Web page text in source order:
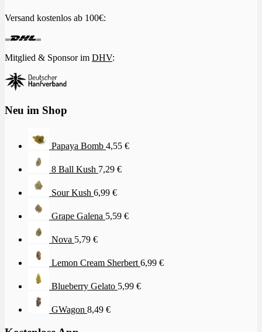
Versand kostenlos ab 100€:
Mitglied & Sponsor im DHV:
Neu im Shop
Papaya Bomb 4,55 €
8 Ball Kush 7,29 €
Sour Kush 6,99 €
Grape Galena 5,59 €
Nova 5,79 €
Lemon Cream Sherbert 6,99 €
Blueberry Gelato 5,99 €
GWagon 8,49 €